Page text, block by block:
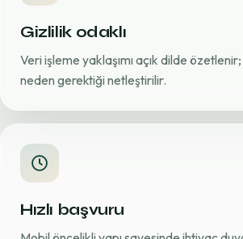
Gizlilik odaklı
Veri işleme yaklaşımı açık dilde
neden gerektiği netleştirilir.
Hızlı başvuru